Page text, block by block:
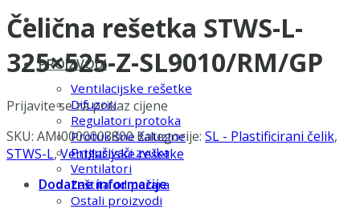
PROIZVODI
Ventilacijske rešetke
Difuzori
Regulatori protoka
Protukišne žaluzine
Prigušivači zvuka
Ventilatori
Zaštita od požara
Ostali proizvodi
Čelična rešetka STWS-L-
325×525-Z-SL9010/RM/GP
Prijavite se za prikaz cijene
SKU: AMI0000003800 Kategorije: SL - Plastificirani čelik,
STWS-L,Ventilacijske rešetke
Dodatne informacije